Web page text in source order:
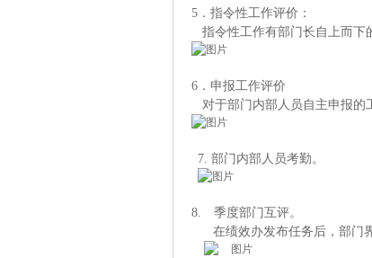
5 ． 指令性工作评价 ：
指令性工作有部门长 自上而下
6 ．申报工作评价
对于部门内部人员自主申报的
7. 部门内部人员考勤。
8.
季度部门互评。
在绩效办发布任务后，部门